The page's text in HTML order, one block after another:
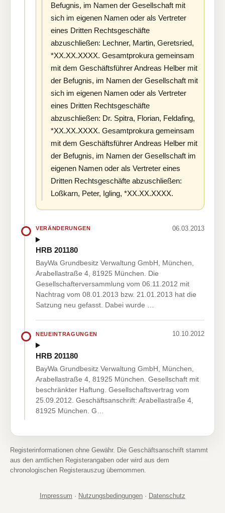
Befugnis, im Namen der Gesellschaft mit
sich im eigenen Namen oder als Vertreter
eines Dritten Rechtsgeschäfte
abzuschließen: Lechner, Martin, Geretsried,
*XX.XX.XXXX. Gesamtprokura gemeinsam
mit dem Geschäftsführer Andreas Helber mit
der Befugnis, im Namen der Gesellschaft mit
sich im eigenen Namen oder als Vertreter
eines Dritten Rechtsgeschäfte
abzuschließen: Dr. Spitra, Florian, Feldafing,
*XX.XX.XXXX. Gesamtprokura gemeinsam
mit dem Geschäftsführer Andreas Helber mit
der Befugnis, im Namen der Gesellschaft im
eigenen Namen oder als Vertreter eines
Dritten Rechtsgeschäfte abzuschließen:
Loßkarn, Peter, Igling, *XX.XX.XXXX.
VERÄNDERUNGEN 06.03.2013
HRB 201180
BayWa Grundbesitz Verwaltung GmbH, München,
Arabellastraße 4, 81925 München. Die
Gesellschafterversammlung vom 06.11.2012 mit
Nachtrag vom 08.01.2013 bzw. 21.01.2013 hat die
Satzung neu gefasst. Dabei wurde …
NEUEINTRAGUNGEN 10.10.2012
HRB 201180
BayWa Grundbesitz Verwaltung GmbH, München,
Arabellastraße 4, 81925 München. Gesellschaft mit
beschränkter Haftung. Gesellschaftsvertrag vom
25.09.2012. Geschäftsanschrift: Arabellastraße 4,
81925 München. G…
Registerinformationen ohne Gewähr. Die Geschäftsanschrift stammt
aus den amtlichen Registerangaben oder wird aus dem
chronologischen Registerauszug übernommen.
Impressum · Nutzungsbedingungen · Datenschutz